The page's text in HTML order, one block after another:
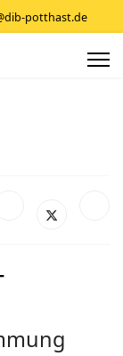
potthast.de